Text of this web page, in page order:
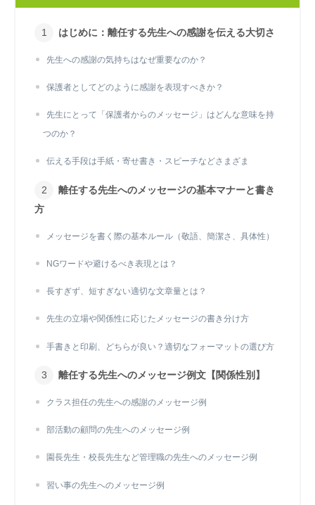
はじめに：離任する先生への感謝を伝える大切さ
先生への感謝の気持ちはなぜ重要なのか？
保護者としてどのように感謝を表現すべきか？
先生にとって「保護者からのメッセージ」はどんな意味を持
つのか？
伝える手段は手紙・寄せ書き・スピーチなどさまざま
離任する先生へのメッセージの基本マナーと書き
方
メッセージを書く際の基本ルール（敬語、簡潔さ、具体性）
NGワードや避けるべき表現とは？
長すぎず、短すぎない適切な文章量とは？
先生の立場や関係性に応じたメッセージの書き分け方
手書きと印刷、どちらが良い？適切なフォーマットの選び方
離任する先生へのメッセージ例文【関係性別】
クラス担任の先生への感謝のメッセージ例
部活動の顧問の先生へのメッセージ例
園長先生・校長先生など管理職の先生へのメッセージ例
習い事の先生へのメッセージ例